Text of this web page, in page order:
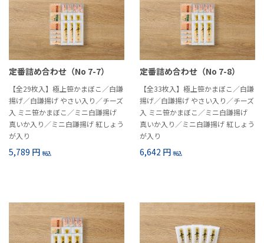
定番詰め合わせ（No 7-7）
【全29枚入】極上笹かまぼこ／白謙
揚げ／白謙揚げ やさい入り／チーズ
入 ミニ笹かまぼこ／ミニ白謙揚げ
真いか入り／ミニ白謙揚げ 紅しょう
が入り
5,789 円 税込
定番詰め合わせ（No 7-8）
【全33枚入】極上笹かまぼこ／白謙
揚げ／白謙揚げ やさい入り／チーズ
入 ミニ笹かまぼこ／ミニ白謙揚げ
真いか入り／ミニ白謙揚げ 紅しょう
が入り
6,642 円 税込